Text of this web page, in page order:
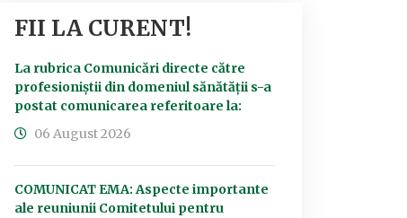
FII LA CURENT!
La rubrica Comunicări directe către
profesioniștii din domeniul sănătății s-a
postat comunicarea referitoare la:
06 August 2026
COMUNICAT EMA: Aspecte importante
ale reuniunii Comitetului pentru